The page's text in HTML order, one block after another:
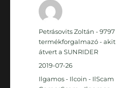
Szerző
Petrásovits Zoltán - 9797
termékforgalmazó - akit
átvert a SUNRIDER
Közzétéve
2019-07-26
Kategória
Ilgamos - Ilcoin - IlScam